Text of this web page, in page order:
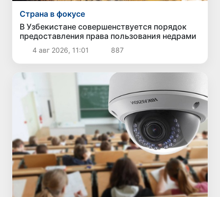
Страна в фокусе
В Узбекистане совершенствуется порядок
предоставления права пользования недрами
4 авг 2026, 11:01 887